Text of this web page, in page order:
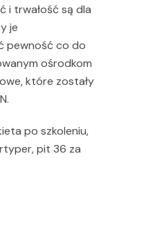
i trwałość są dla
je
pewność co do
ośrodkom
które zostały
po szkoleniu,
pit 36 za